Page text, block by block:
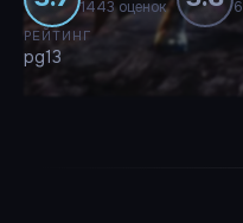
1443 оценок
РЕЙТИНГ
pg13